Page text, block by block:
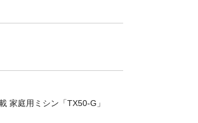
家庭用ミシン「TX50-G」